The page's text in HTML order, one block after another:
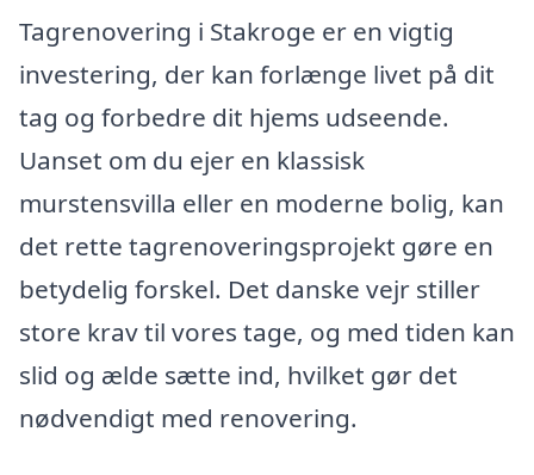
Tagrenovering i Stakroge er en vigtig
investering, der kan forlænge livet på dit
tag og forbedre dit hjems udseende.
Uanset om du ejer en klassisk
murstensvilla eller en moderne bolig, kan
det rette tagrenoveringsprojekt gøre en
betydelig forskel. Det danske vejr stiller
store krav til vores tage, og med tiden kan
slid og ælde sætte ind, hvilket gør det
nødvendigt med renovering.